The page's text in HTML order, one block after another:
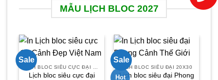
MẪU LỊCH BLOC 2027
Sale
Lịch bloc siêu cực đại
Sale
Hot
LỊCH BLOC SIÊU ĐẠI 20X30
Lịch bloc siêu đại Phong